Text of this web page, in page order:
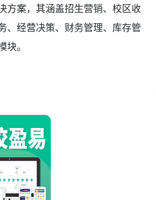
方案，其涵盖招生营销、校区收
、经营决策、财务管理、库存管
。